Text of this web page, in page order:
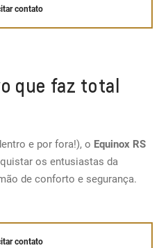
contato
que faz total
e por fora!), o Equinox RS
os entusiastas da
de conforto e segurança.
contato